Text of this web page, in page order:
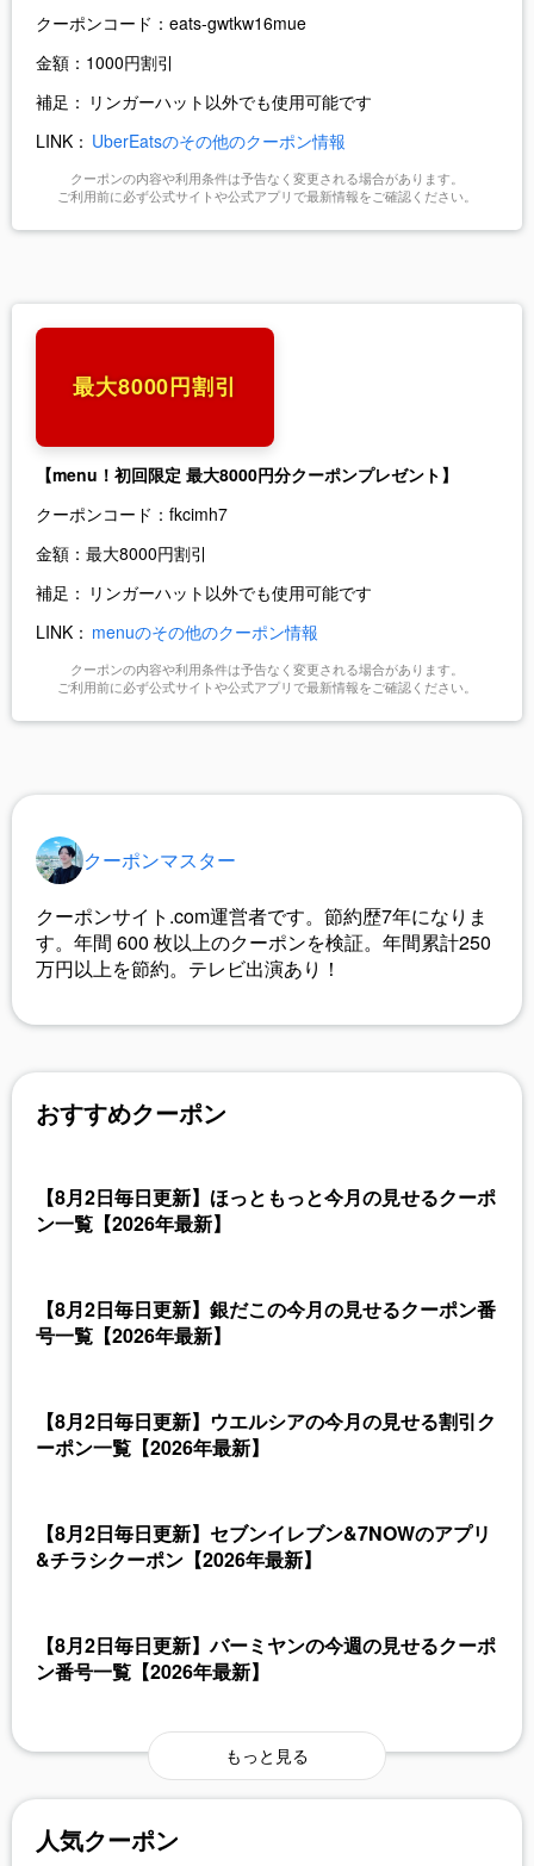
クーポンコード： eats-gwtkw16mue
金額： 1000円割引
補足： リンガーハット以外でも使用可能です
LINK： UberEatsのその他のクーポン情報
クーポンの内容や利用条件は予告なく変更される場合があります。
ご利用前に必ず公式サイトや公式アプリで最新情報をご確認ください。
最大8000円割引
【menu！初回限定 最大8000円分クーポンプレゼント】
クーポンコード： fkcimh7
金額： 最大8000円割引
補足： リンガーハット以外でも使用可能です
LINK： menuのその他のクーポン情報
クーポンの内容や利用条件は予告なく変更される場合があります。
ご利用前に必ず公式サイトや公式アプリで最新情報をご確認ください。
クーポンマスター
クーポンサイト.com運営者です。節約歴7年になりま
す。年間 600 枚以上のクーポンを検証。年間累計250
万円以上を節約。テレビ出演あり！
おすすめクーポン
【8月2日毎日更新】ほっともっと今月の見せるクーポ
ン一覧【2026年最新】
【8月2日毎日更新】銀だこの今月の見せるクーポン番
号一覧【2026年最新】
【8月2日毎日更新】ウエルシアの今月の見せる割引ク
ーポン一覧【2026年最新】
【8月2日毎日更新】セブンイレブン&7NOWのアプリ
&チラシクーポン【2026年最新】
【8月2日毎日更新】バーミヤンの今週の見せるクーポ
ン番号一覧【2026年最新】
もっと見る
人気クーポン